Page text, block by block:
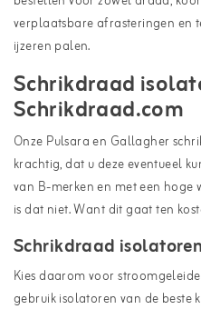
verplaatsbare afrasteringen en
ijzeren palen.
Schrikdraad
Schrikdraad.com
Onze Pulsara en Gallagher
krachtig, dat u deze eventueel
van B-merken en met een hoge
is dat niet. Want dit gaat ten
Schrikdraad
Kies daarom voor
gebruik isolatoren van de beste